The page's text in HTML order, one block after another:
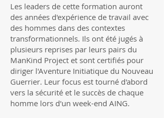
Les leaders de cette formation auront
des années d'expérience de travail avec
des hommes dans des contextes
transformationnels. Ils ont été jugés à
plusieurs reprises par leurs pairs du
ManKind Project et sont certifiés pour
diriger l'Aventure Initiatique du Nouveau
Guerrier. Leur focus est tourné d'abord
vers la sécurité et le succès de chaque
homme lors d'un week-end AING.